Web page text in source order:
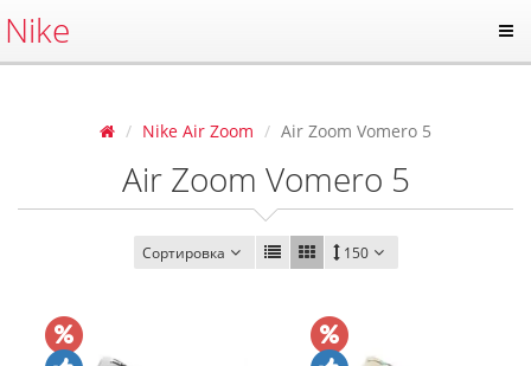
Nike
Nike Air Zoom Air Zoom Vomero 5
Air Zoom Vomero 5
Сортировка 150